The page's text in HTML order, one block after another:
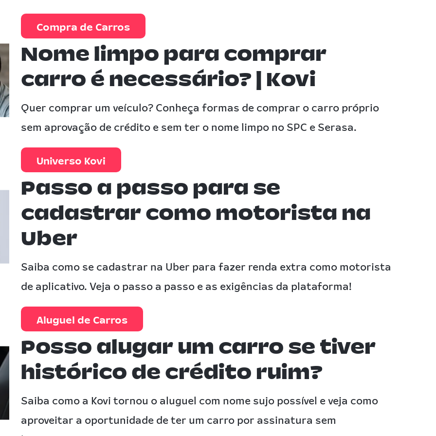
Compra de Carros
Nome limpo para comprar
carro é necessário? | Kovi
Quer comprar um veículo? Conheça formas de comprar o carro próprio
sem aprovação de crédito e sem ter o nome limpo no SPC e Serasa.
Universo Kovi
Passo a passo para se
cadastrar como motorista na
Uber
Saiba como se cadastrar na Uber para fazer renda extra como motorista
de aplicativo. Veja o passo a passo e as exigências da plataforma!
Aluguel de Carros
Posso alugar um carro se tiver
histórico de crédito ruim?
Saiba como a Kovi tornou o aluguel com nome sujo possível e veja como
aproveitar a oportunidade de ter um carro por assinatura sem